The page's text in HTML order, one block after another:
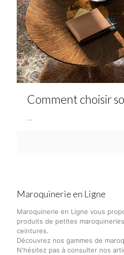
Comment choisir
…
Maroquinerie en Ligne
Maroquinerie en Ligne vous
produits de petites
ceintures.
Découvrez nos gammes de
N'hésitez pas à consulter nos